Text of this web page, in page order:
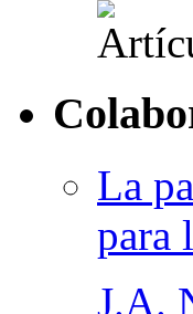
La
para
J.A.